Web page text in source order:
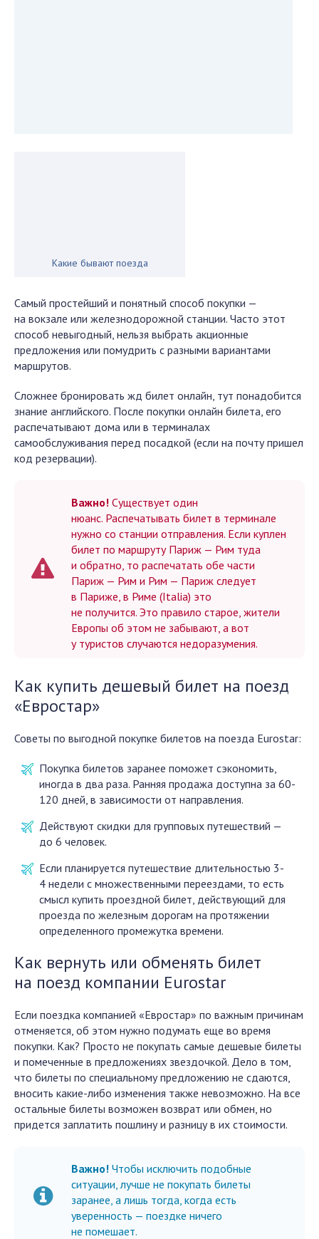
Какие бывают поезда
Самый простейший и понятный способ покупки —
на вокзале или железнодорожной станции. Часто этот
способ невыгодный, нельзя выбрать акционные
предложения или помудрить с разными вариантами
маршрутов.
Сложнее бронировать жд билет онлайн, тут понадобится
знание английского. После покупки онлайн билета, его
распечатывают дома или в терминалах
самообслуживания перед посадкой (если на почту пришел
код резервации).
Важно! Существует один
нюанс. Распечатывать билет в терминале
нужно со станции отправления. Если куплен
билет по маршруту Париж — Рим туда
и обратно, то распечатать обе части
Париж — Рим и Рим — Париж следует
в Париже, в Риме (Italia) это
не получится. Это правило старое, жители
Европы об этом не забывают, а вот
у туристов случаются недоразумения.
Как купить дешевый билет на поезд
«Евростар»
Советы по выгодной покупке билетов на поезда Eurostar:
Покупка билетов заранее поможет сэкономить,
иногда в два раза. Ранняя продажа доступна за 60-
120 дней, в зависимости от направления.
Действуют скидки для групповых путешествий —
до 6 человек.
Если планируется путешествие длительностью 3-
4 недели с множественными переездами, то есть
смысл купить проездной билет, действующий для
проезда по железным дорогам на протяжении
определенного промежутка времени.
Как вернуть или обменять билет
на поезд компании Eurostar
Если поездка компанией «Евростар» по важным причинам
отменяется, об этом нужно подумать еще во время
покупки. Как? Просто не покупать самые дешевые билеты
и помеченные в предложениях звездочкой. Дело в том,
что билеты по специальному предложению не сдаются,
вносить какие-либо изменения также невозможно. На все
остальные билеты возможен возврат или обмен, но
придется заплатить пошлину и разницу в их стоимости.
Важно! Чтобы исключить подобные
ситуации, лучше не покупать билеты
заранее, а лишь тогда, когда есть
уверенность — поездке ничего
не помешает.